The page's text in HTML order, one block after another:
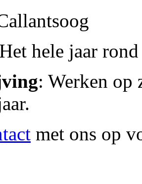
Het hele jaar rond
: Werken op
met ons op